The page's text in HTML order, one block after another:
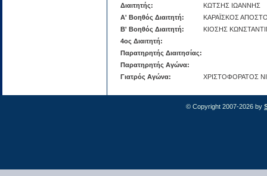
Διαιτητής:
ΚΩΤΣΗΣ ΙΩΑΝΝΗΣ
Α' Βοηθός Διαιτητή:
ΚΑΡΑΪΣΚΟΣ
Β' Βοηθός Διαιτητή:
ΚΙΟΣΗΣ
4ος Διαιτητή:
Παρατηρητής Διαιτησίας:
Παρατηρητής Αγώνα:
Γιατρός Αγώνα:
ΧΡΙΣΤΟΦΟΡΑΤΟΣ
© Copyright 2007-2026 by